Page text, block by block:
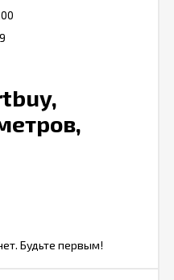
Будьте первым!